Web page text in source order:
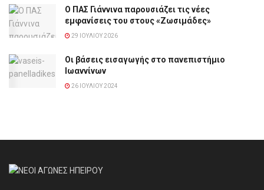
Ο ΠΑΣ Γιάννινα παρουσιάζει τις νέες
εμφανίσεις του στους «Ζωσιμάδες»
29 ΙΟΥΛΊΟΥ 2026
Οι βάσεις εισαγωγής στο πανεπιστήμιο
Ιωαννίνων
26 ΙΟΥΛΊΟΥ 2024